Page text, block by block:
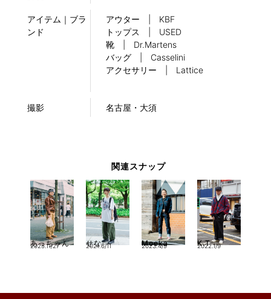
アイテム｜ブラ
ンド
アウター | KBF
トップス | USED
靴 | Dr.Martens
バッグ | Casselini
アクセサリー | Lattice
撮影 名古屋・大須
関連スナップ
あっちゃん
2025.11/27 せな
2021.6/11 Moeka
2023.4/9 K.T
2022.1/9